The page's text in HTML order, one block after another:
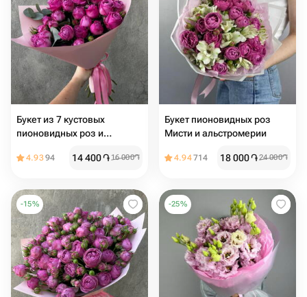
Букет из 7 кустовых
пионовидных роз и
4.9394 14 400֏16 000֏
Букет пионовидных роз
Мисти и альстромерии
4.94714 18 000֏24 000֏
-15% -25%